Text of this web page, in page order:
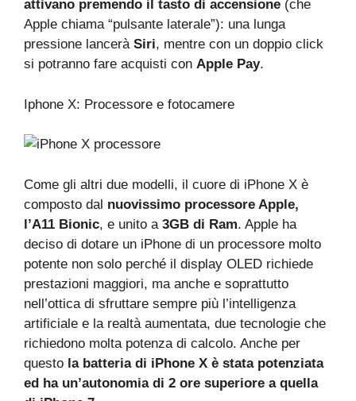
attivano premendo il tasto di accensione (che
Apple chiama “pulsante laterale”): una lunga
pressione lancerà Siri, mentre con un doppio click
si potranno fare acquisti con Apple Pay.
Iphone X: Processore e fotocamere
Come gli altri due modelli, il cuore di iPhone X è
composto dal nuovissimo processore Apple,
l’A11 Bionic, e unito a 3GB di Ram. Apple ha
deciso di dotare un iPhone di un processore molto
potente non solo perché il display OLED richiede
prestazioni maggiori, ma anche e soprattutto
nell’ottica di sfruttare sempre più l’intelligenza
artificiale e la realtà aumentata, due tecnologie che
richiedono molta potenza di calcolo. Anche per
questo la batteria di iPhone X è stata potenziata
ed ha un’autonomia di 2 ore superiore a quella